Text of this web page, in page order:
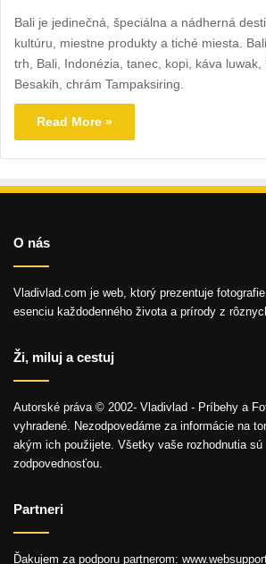
Bali je jedinečná, špeciálna a nádherná
kultúru, miestne produkty a tiché miesta.
trh, Bali, Indonézia, tanec, kopi, káva
Besakih, chrám Tampaksiring.
Read More »
O nás
Vladivlad.com je web, ktorý prezentuje
esenciu každodenného života a prírody z
Ži, miluj a cestuj
Autorské práva © 2002- Vladivlad - Príbehy a
vyhradené. Nezodpovedáme za informácie na
akým ich použijete. Všetky vaše rozhodnutia
zodpovednosťou.
Partneri
Ďakujem za podporu partnerom: